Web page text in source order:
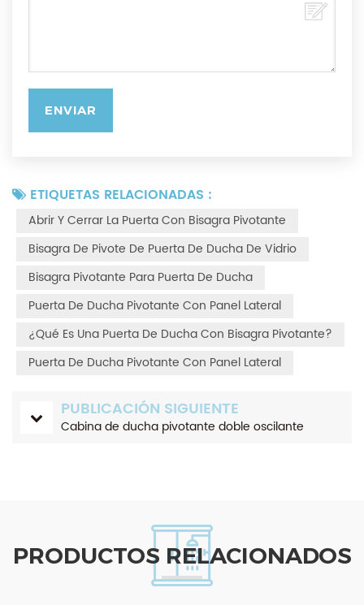
ETIQUETAS RELACIONADAS :
Abrir Y Cerrar La Puerta Con Bisagra Pivotante
Bisagra De Pivote De Puerta De Ducha De Vidrio
Bisagra Pivotante Para Puerta De Ducha
Puerta De Ducha Pivotante Con Panel Lateral
¿Qué Es Una Puerta De Ducha Con Bisagra Pivotante?
Puerta De Ducha Pivotante Con Panel Lateral
PUBLICACIÓN SIGUIENTE
Cabina de ducha pivotante doble oscilante
PRODUCTOS RELACIONADOS